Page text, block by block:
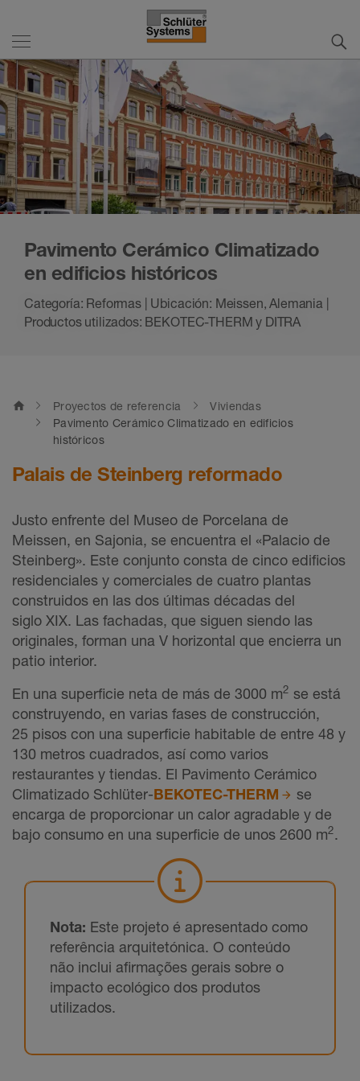
Pavimento Cerámico Climatizado
en edificios históricos
Categoría: Reformas | Ubicación: Meissen, Alemania |
Productos utilizados: BEKOTEC-THERM y DITRA
home Proyectos de referencia
Viviendas
Pavimento Cerámico Climatizado en edificios
históricos
Palais de Steinberg reformado
Justo enfrente del Museo de Porcelana de
Meissen, en Sajonia, se encuentra el «Palacio de
Steinberg». Este conjunto consta de cinco edificios
residenciales y comerciales de cuatro plantas
construidos en las dos últimas décadas del
siglo XIX. Las fachadas, que siguen siendo las
originales, forman una V horizontal que encierra un
patio interior.
En una superficie neta de más de 3000 m2 se está
construyendo, en varias fases de construcción,
25 pisos con una superficie habitable de entre 48 y
130 metros cuadrados, así como varios
restaurantes y tiendas. El Pavimento Cerámico
Climatizado Schlüter-BEKOTEC-THERM
se
encarga de proporcionar un calor agradable y de
bajo consumo en una superficie de unos 2600 m2.
Nota: Este projeto é apresentado como
referência arquitetónica. O conteúdo
não inclui afirmações gerais sobre o
impacto ecológico dos produtos
utilizados.